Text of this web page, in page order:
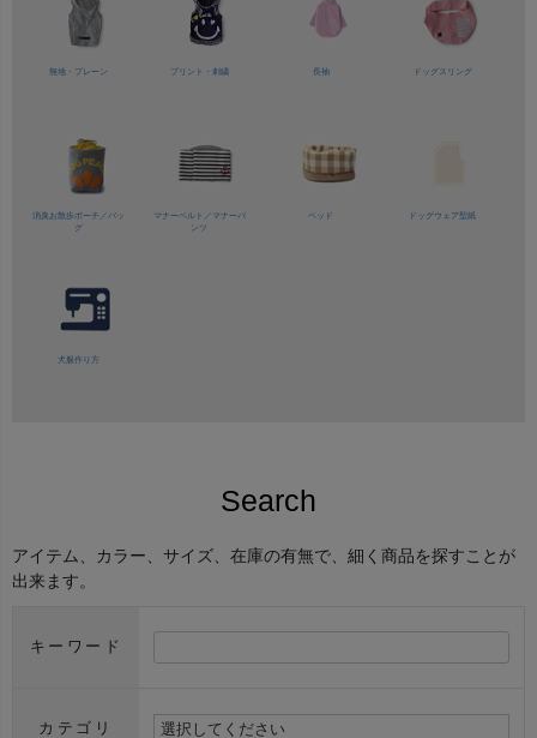
無地・プレーン プリント・刺繍 長袖 ドッグスリング
消臭お散歩ポーチ／バッ
グ
マナーベルト／ マナーパ
ンツ
ベッド ドッグウェア型紙
犬服作り方
Search
アイテム、カラー、サイズ、在庫の有無で、細く商品を探すことが
出来ます。
キーワード
カテゴリ